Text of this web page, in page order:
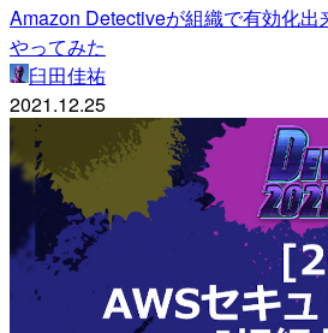
Amazon Detectiveが組織で有効化
やってみた
臼田佳祐
2021.12.25